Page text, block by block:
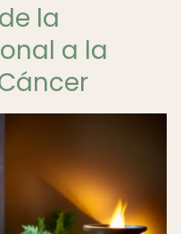
la
a la